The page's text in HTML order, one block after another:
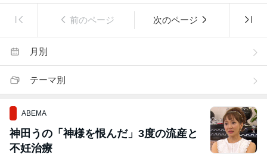
前のページ 次のページ
月別
テーマ別
ABEMA
神田うの「神様を恨んだ」3度の流産と
不妊治療